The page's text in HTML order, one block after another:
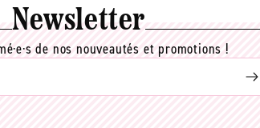
Newsletter
de nos nouveautés et promotions !